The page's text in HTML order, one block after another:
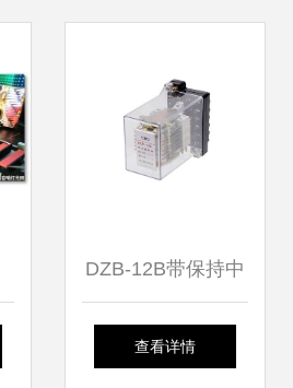
暨产品博览会侧记
DZB-12B带保持中
间继电器 产品图
查看详情